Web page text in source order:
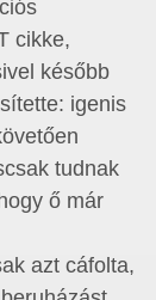
cikke,
később
igenis
tudnak
ő már
azt cáfolta,